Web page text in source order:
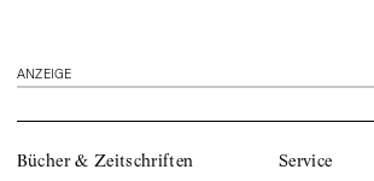
ANZEIGE
Bücher & Zeitschriften Service